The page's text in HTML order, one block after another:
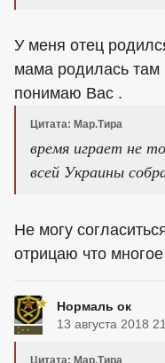
У меня отец
мама родилась там
понимаю Вас .
Цитата: Мар.Тира
время играет не
всей Украины
Не могу
отрицаю что
Нормаль ок
13 августа 2018
Цитата: Мар.Тира